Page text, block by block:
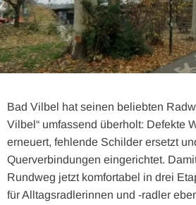
Bad Vilbel hat seinen beliebten
Vilbel“ umfassend überholt: Defekte
erneuert, fehlende Schilder ersetzt
Querverbindungen eingerichtet.
Rundweg jetzt komfortabel in drei
für Alltagsradlerinnen und -radler